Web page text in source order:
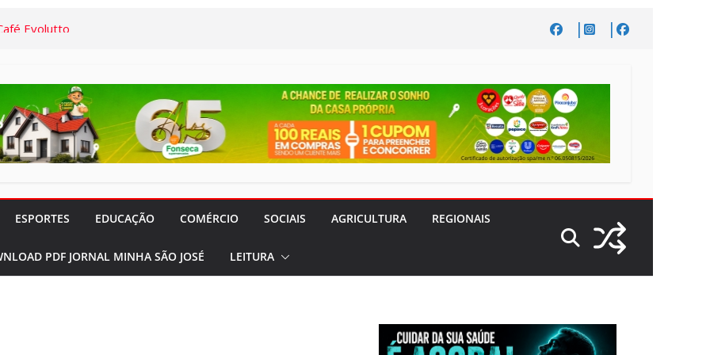
obras
Evolutto
Família” já
até
o
“Vozes
ESPORTES EDUCAÇÃO COMÉRCIO SOCIAIS AGRICULTURA REGIONAIS
PDF JORNAL MINHA SÃO JOSÉ LEITURA